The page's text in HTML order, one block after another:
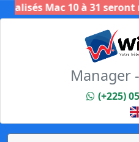
Mac 10 à 31
Manager
(+225)